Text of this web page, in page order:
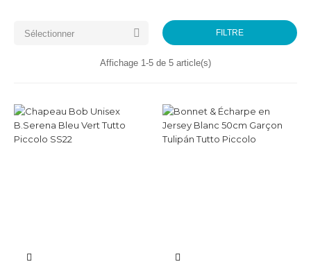
Sélectionner  FILTRE
Affichage 1-5 de 5 article(s)